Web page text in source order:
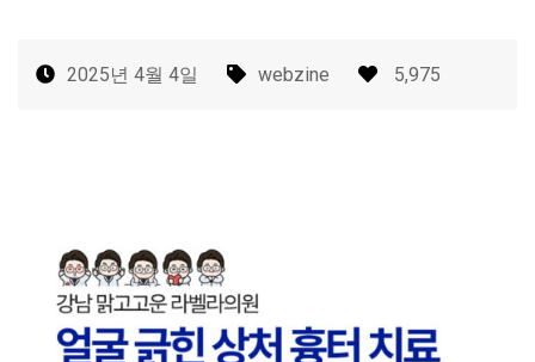
2025년 4월 4일 webzine 5,975